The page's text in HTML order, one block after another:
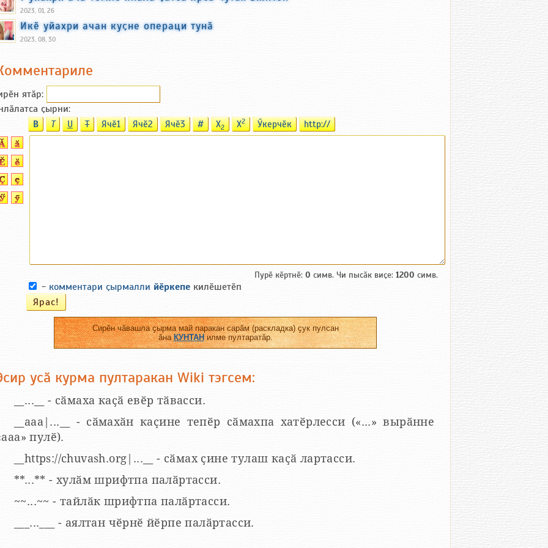
2023, 01, 26
Икӗ уйахри ачан куҫне операци тунӑ
2023, 08, 30
ятӑp:
ҫырни:
B T U T Ячӗ1 Ячӗ2 Ячӗ3 # X2 X2 Ӳкерчӗк http://
Пурӗ кӗртнӗ: 0 симв. Чи пысӑк виҫе: 1200 симв.
- комментари ҫырмалли йӗркепе килӗшетӗп
Сирӗн чӑвашла ҫырма май паракан сарӑм (раскладка) ҫук пулсан
ӑнаКУНТАНилме пултаратӑр.
усӑ курма пултаракан Wiki тэгсем:
__...__ - сӑмаха каҫӑ евӗр тӑвасси.
__aaa|...__ - сӑмахӑн каҫине тепӗр сӑмахпа хатӗрлесси («...» вырӑнне
пулӗ).
__https://chuvash.org|...__ - сӑмах ҫине тулаш каҫӑ лартасси.
**...** - хулӑм шрифтпа палӑртасси.
~~...~~ - тайлӑк шрифтпа палӑртасси.
___...___ - аялтан чӗрнӗ йӗрпе палӑртасси.